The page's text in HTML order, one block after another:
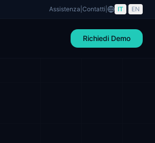
Assistenza Contatti IT EN
Richiedi Demo